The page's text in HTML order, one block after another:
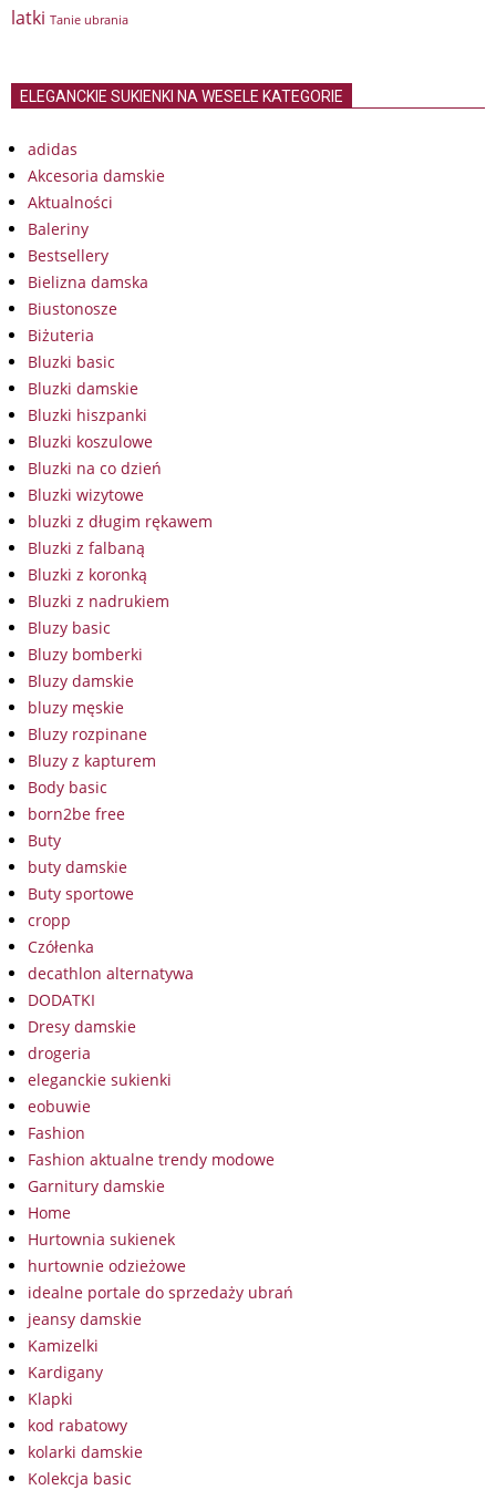
latki Tanie ubrania
ELEGANCKIE SUKIENKI NA WESELE KATEGORIE
adidas
Akcesoria damskie
Aktualności
Baleriny
Bestsellery
Bielizna damska
Biustonosze
Biżuteria
Bluzki basic
Bluzki damskie
Bluzki hiszpanki
Bluzki koszulowe
Bluzki na co dzień
Bluzki wizytowe
bluzki z długim rękawem
Bluzki z falbaną
Bluzki z koronką
Bluzki z nadrukiem
Bluzy basic
Bluzy bomberki
Bluzy damskie
bluzy męskie
Bluzy rozpinane
Bluzy z kapturem
Body basic
born2be free
Buty
buty damskie
Buty sportowe
cropp
Czółenka
decathlon alternatywa
DODATKI
Dresy damskie
drogeria
eleganckie sukienki
eobuwie
Fashion
Fashion aktualne trendy modowe
Garnitury damskie
Home
Hurtownia sukienek
hurtownie odzieżowe
idealne portale do sprzedaży ubrań
jeansy damskie
Kamizelki
Kardigany
Klapki
kod rabatowy
kolarki damskie
Kolekcja basic